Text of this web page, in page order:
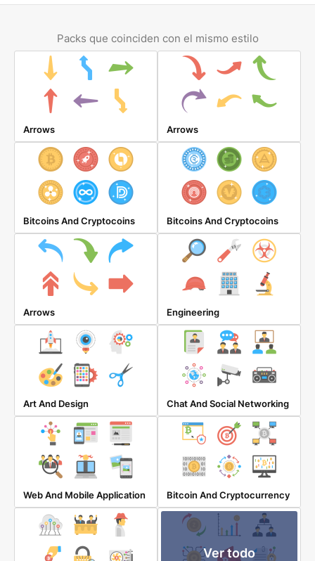
Packs que coinciden con el mismo estilo
Arrows Arrows
Bitcoins And Cryptocoins Bitcoins And Cryptocoins
Arrows Engineering
Art And Design Chat And Social Networking
Web And Mobile Application Bitcoin And Cryptocurrency
Ver todo